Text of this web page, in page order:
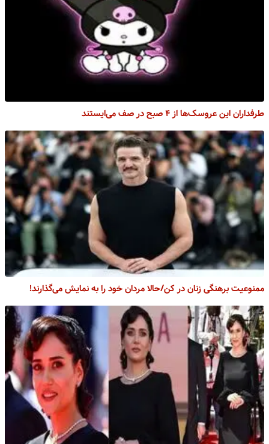
طرفداران این عروسک‌ها از ۴ صبح در صف می‌ایستند
ممنوعیت برهنگی زنان در کن/حالا مردان خود را به نمایش می‌گذارند!